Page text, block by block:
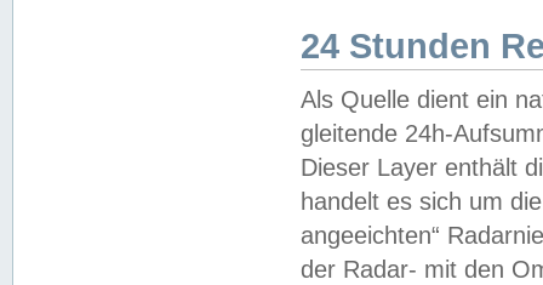
24 Stunden
Als Quelle dient ein
gleitende 24h-
Dieser Layer enthält
handelt es sich um
angeeichten“
der Radar- mit den